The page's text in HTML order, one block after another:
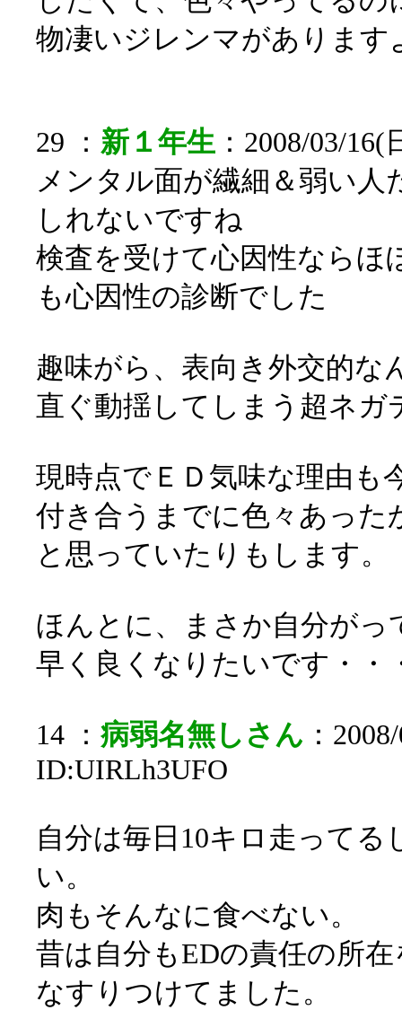
物凄いジレンマがあります
29 ： 新１年生 ：2008/03/
メンタル面が繊細＆弱い
しれないですね
検査を受けて心因性ならほ
も心因性の診断でした
趣味がら、表向き外交的な
直ぐ動揺してしまう超ネガ
現時点でＥＤ気味な理由も
付き合うまでに色々あった
と思っていたりもします。
ほんとに、まさか自分がっ
早く良くなりたいです・・
14 ： 病弱名無しさん ：
ID:UIRLh3UFO
自分は毎日10キロ走って
い。
肉もそんなに食べない。
昔は自分もEDの責任の所
なすりつけてました。